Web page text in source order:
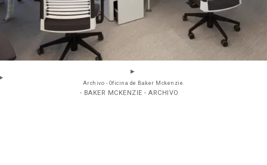
Archivo - Oficina de Baker Mckenzie.
- BAKER MCKENZIE - ARCHIVO